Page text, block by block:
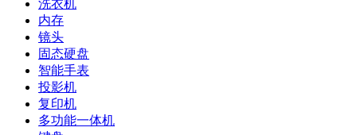
洗衣机
内存
镜头
固态硬盘
智能手表
投影机
复印机
多功能一体机